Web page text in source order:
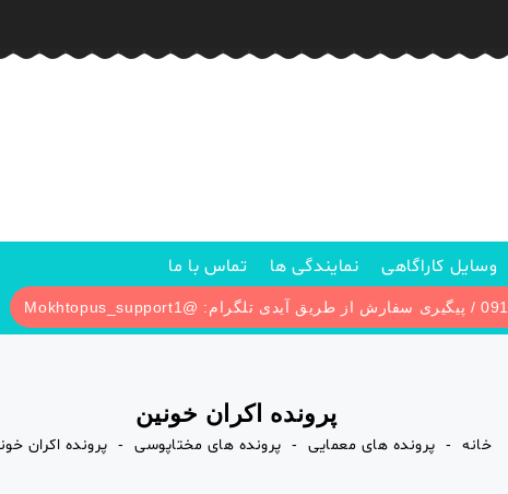
وسایل کاراگاهی نمایندگی ها تماس با ما
پرونده اکران خونین
خانه پرونده های معمایی پرونده های مختاپوسی پرونده اکران